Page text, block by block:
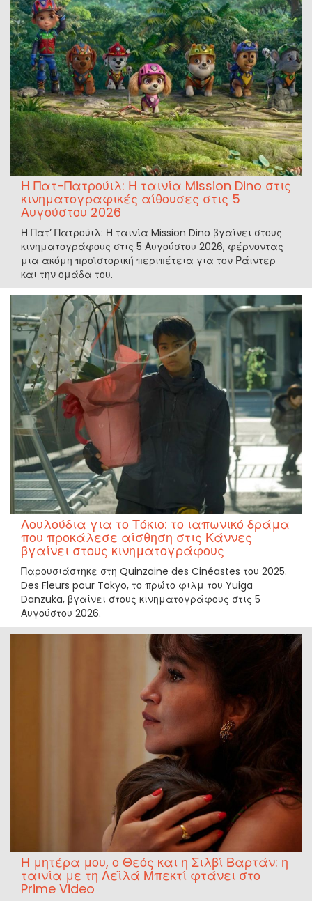
Η Πατ-Πατρούιλ: Η ταινία Mission Dino στις
κινηματογραφικές αίθουσες στις 5
Αυγούστου 2026
Η Πατ’ Πατρούιλ: Η ταινία Mission Dino βγαίνει στους
κινηματογράφους στις 5 Αυγούστου 2026, φέρνοντας
μια ακόμη προϊστορική περιπέτεια για τον Ράιντερ
και την ομάδα του.
Λουλούδια για το Τόκιο: το ιαπωνικό δράμα
που προκάλεσε αίσθηση στις Κάννες
βγαίνει στους κινηματογράφους
Παρουσιάστηκε στη Quinzaine des Cinéastes του 2025.
Des Fleurs pour Tokyo, το πρώτο φιλμ του Yuiga
Danzuka, βγαίνει στους κινηματογράφους στις 5
Αυγούστου 2026.
Η μητέρα μου, ο Θεός και η Σιλβί Βαρτάν: η
ταινία με τη Λεϊλά Μπεκτί φτάνει στο
Prime Video